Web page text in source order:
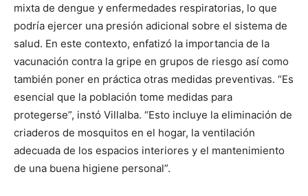
mixta de dengue y enfermedades respiratorias, lo que
podría ejercer una presión adicional sobre el sistema de
salud. En este contexto, enfatizó la importancia de la
vacunación contra la gripe en grupos de riesgo así como
también poner en práctica otras medidas preventivas. “Es
esencial que la población tome medidas para
protegerse”, instó Villalba. “Esto incluye la eliminación de
criaderos de mosquitos en el hogar, la ventilación
adecuada de los espacios interiores y el mantenimiento
de una buena higiene personal”.